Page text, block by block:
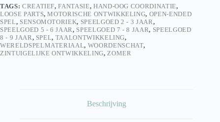
TAGS: CREATIEF,FANTASIE, HAND-OOG COORDINATIE,
LOOSE PARTS,MOTORISCHE ONTWIKKELING, OPEN-ENDED
SPEL, SENSOMOTORIEK, SPEELGOED 2 - 3 JAAR ,
SPEELGOED 5 - 6 JAAR , SPEELGOED 7 - 8 JAAR, SPEELGOED
8 - 9 JAAR , SPEL, TAALONTWIKKELING,
WERELDSPELMATERIAAL, WOORDENSCHAT,
ZINTUIGELIJKE ONTWIKKELING, ZOMER
Beschrijving